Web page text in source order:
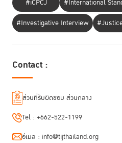
2562 ลดลงมาเหลือ 8,963 คน และการ
ตัวเลขอยู่ที่ 9,699 คน ส่วนจำนวนที่ขังระ
ชั้นต้นตัดสินเรียบร้อยแล้วจึงมีจำนวนสูงแ
สำหรับ “นโยบาย 5 ข้อ ของ ประธานศาลฎี
1. ยกระดับการคุ้มครองสิทธิเสรีภาพขั้นพื้
เหยื่ออาชญากรรมและความสงบสุขของสั
ที่กล่าวไปแล้ว
2. ยกระดับมาตรฐานการพิจารณาพิพาก
ประจักษ์ คือ ทำให้การพิจารณาคดีมีคุณภ
#iCPCJ
#International
#Investigative Interview
Contact :
ส่วนที่รับผิดชอบ ส่วนกลาง
Tel : +662-522-1199
อีเมล : info@tijthailand.org